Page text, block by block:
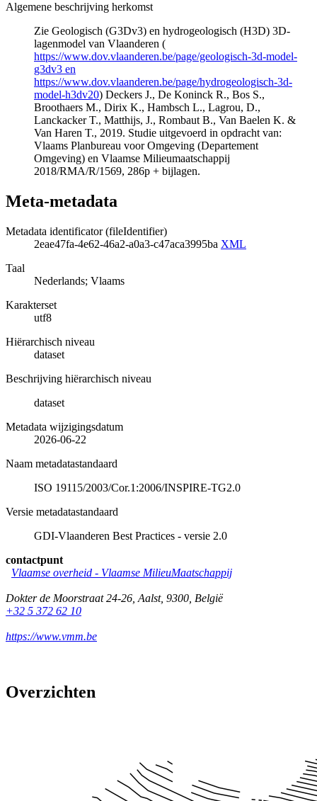
Algemene beschrijving herkomst
Zie Geologisch (G3Dv3) en hydrogeologisch (H3D) 3D-
lagenmodel van Vlaanderen (
https://www.dov.vlaanderen.be/page/geologisch-3d-model-
g3dv3 en
https://www.dov.vlaanderen.be/page/hydrogeologisch-3d-
model-h3dv20) Deckers J., De Koninck R., Bos S.,
Broothaers M., Dirix K., Hambsch L., Lagrou, D.,
Lanckacker T., Matthijs, J., Rombaut B., Van Baelen K. &
Van Haren T., 2019. Studie uitgevoerd in opdracht van:
Vlaams Planbureau voor Omgeving (Departement
Omgeving) en Vlaamse Milieumaatschappij
2018/RMA/R/1569, 286p + bijlagen.
Meta-metadata
Metadata identificator (fileIdentifier)
2eae47fa-4e62-46a2-a0a3-c47aca3995ba XML
Taal
Nederlands; Vlaams
Karakterset
utf8
Hiërarchisch niveau
dataset
Beschrijving hiërarchisch niveau
dataset
Metadata wijzigingsdatum
2026-06-22
Naam metadatastandaard
ISO 19115/2003/Cor.1:2006/INSPIRE-TG2.0
Versie metadatastandaard
GDI-Vlaanderen Best Practices - versie 2.0
contactpunt
Vlaamse overheid - Vlaamse MilieuMaatschappij
Dokter de Moorstraat 24-26 Aalst, 9300 België
+32 5 372 62 10
https://www.vmm.be
Overzichten